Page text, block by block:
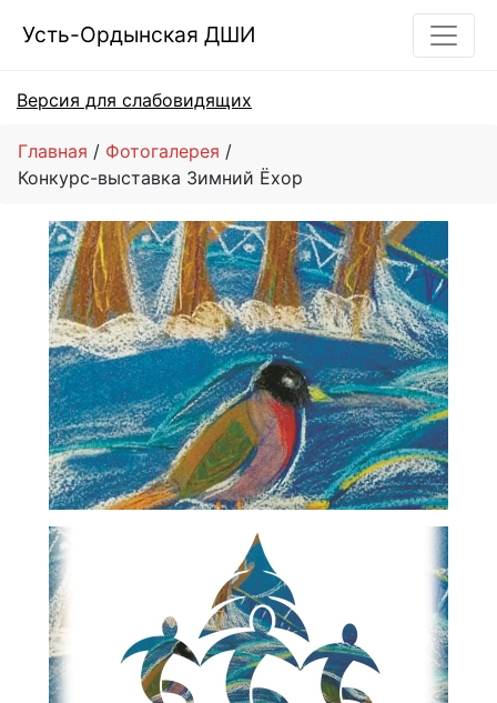
Усть-Ордынская ДШИ
Версия для слабовидящих
Главная
Фотогалерея
Конкурс-выставка Зимний Ёхор